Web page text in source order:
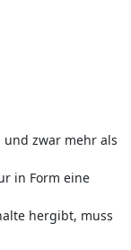
und zwar mehr als
in Form eine
hergibt, muss